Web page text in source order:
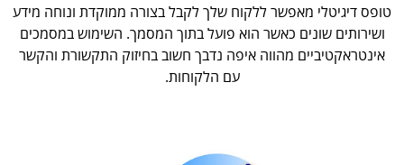
טופס דיגיטלי מאפשר ללקוח שלך לקבל בצורה ממוקדת ונוחה מידע
ושירותים שונים כאשר הוא פועל בתוך המסמך. השימוש במסמכים
אינטראקטיביים מהווה איפה נדבך חשוב בחיזוק התקשורת והקשר
עם הלקוחות.